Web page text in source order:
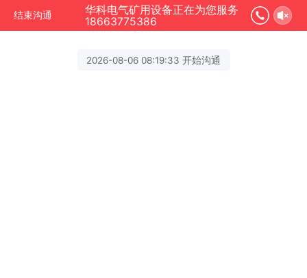
结束沟通
华科电气矿用设备正在为您服务
18663775386
2026-08-06 08:19:33 开始沟通